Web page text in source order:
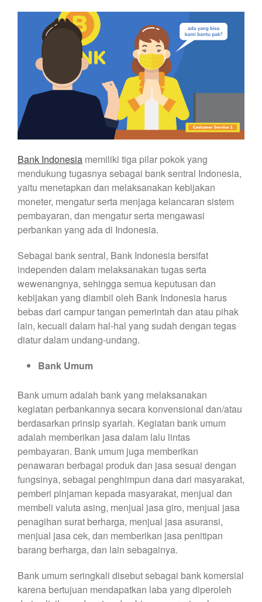
Bank Indonesia memiliki tiga pilar pokok yang
mendukung tugasnya sebagai bank sentral Indonesia,
yaitu menetapkan dan melaksanakan kebijakan
moneter, mengatur serta menjaga kelancaran sistem
pembayaran, dan mengatur serta mengawasi
perbankan yang ada di Indonesia.
Sebagai bank sentral, Bank Indonesia bersifat
independen dalam melaksanakan tugas serta
wewenangnya, sehingga semua keputusan dan
kebijakan yang diambil oleh Bank Indonesia harus
bebas dari campur tangan pemerintah dan atau pihak
lain, kecuali dalam hal-hal yang sudah dengan tegas
diatur dalam undang-undang.
Bank Umum
Bank umum adalah bank yang melaksanakan
kegiatan perbankannya secara konvensional dan/atau
berdasarkan prinsip syariah. Kegiatan bank umum
adalah memberikan jasa dalam lalu lintas
pembayaran. Bank umum juga memberikan
penawaran berbagai produk dan jasa sesuai dengan
fungsinya, sebagai penghimpun dana dari masyarakat,
pemberi pinjaman kepada masyarakat, menjual dan
membeli valuta asing, menjual jasa giro, menjual jasa
penagihan surat berharga, menjual jasa asuransi,
menjual jasa cek, dan memberikan jasa penitipan
barang berharga, dan lain sebagainya.
Bank umum seringkali disebut sebagai bank komersial
karena bertujuan mendapatkan laba yang diperoleh